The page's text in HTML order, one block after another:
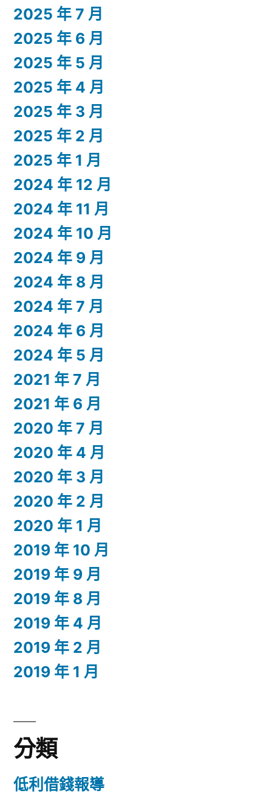
2025 年 7 月
2025 年 6 月
2025 年 5 月
2025 年 4 月
2025 年 3 月
2025 年 2 月
2025 年 1 月
2024 年 12 月
2024 年 11 月
2024 年 10 月
2024 年 9 月
2024 年 8 月
2024 年 7 月
2024 年 6 月
2024 年 5 月
2021 年 7 月
2021 年 6 月
2020 年 7 月
2020 年 4 月
2020 年 3 月
2020 年 2 月
2020 年 1 月
2019 年 10 月
2019 年 9 月
2019 年 8 月
2019 年 4 月
2019 年 2 月
2019 年 1 月
分類
低利借錢報導